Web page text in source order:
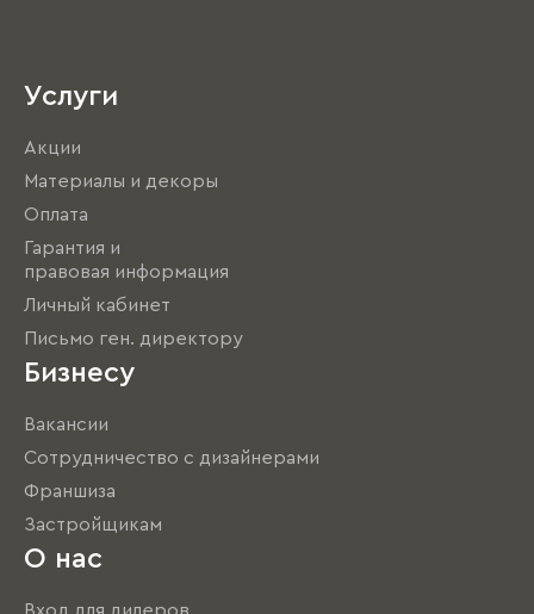
Услуги
Акции
Материалы и декоры
Оплата
Гарантия и
правовая информация
Личный кабинет
Письмо ген. директору
Бизнесу
Вакансии
Сотрудничество с дизайнерами
Франшиза
Застройщикам
О нас